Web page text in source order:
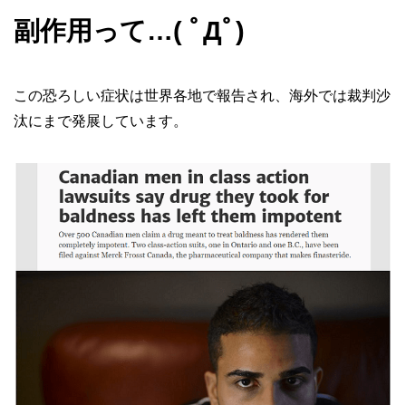
副作用って…( ﾟДﾟ)
この恐ろしい症状は世界各地で報告され、海外では裁判沙
汰にまで発展しています。